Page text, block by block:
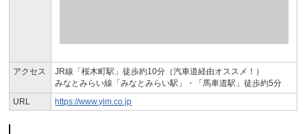
アクセス
JR線「桜木町駅」徒歩約10分（汽車道経由オススメ！）
みなとみらい線「みなとみらい駅」・「馬車道駅」徒歩約5分
URL
https://www.yim.co.jp